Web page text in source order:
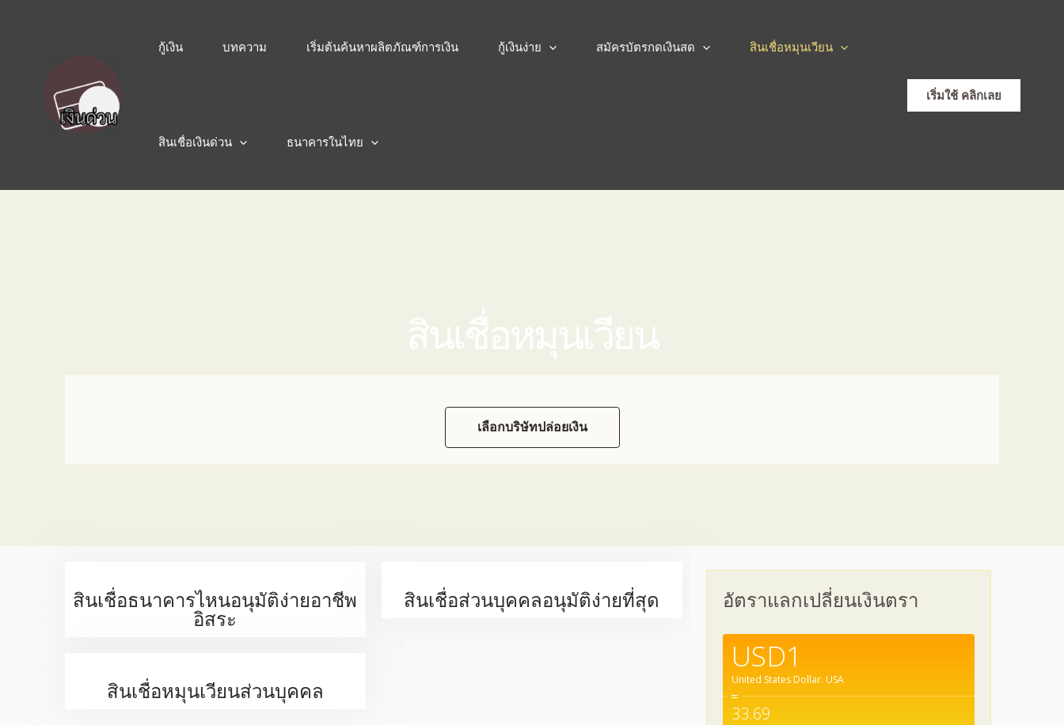
กู้เงิน บทความ เริ่มต้นค้นหาผลิตภัณฑ์การเงิน กู้เงินง่าย สมัครบัตรกดเงินสด สินเชื่อหมุนเวียน
สินเชื่อเงินด่วน ธนาคารในไทย
เริ่มใช้ คลิกเลย
สินเชื่อหมุนเวียน
เลือกบริษัทปล่อยเงิน
สินเชื่อธนาคารไหนอนุมัติง่ายอาชีพ
อิสระ
สินเชื่อส่วนบุคคลอนุมัติง่ายที่สุด
สินเชื่อหมุนเวียนส่วนบุคคล
อัตราแลกเปลี่ยนเงินตรา
USD1
United States Dollar. USA
=
33.69